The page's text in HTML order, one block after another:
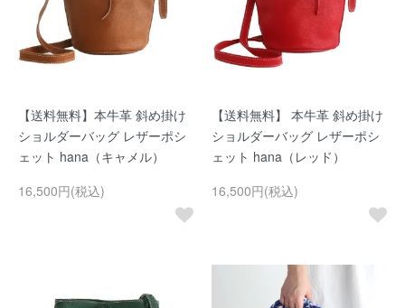
【送料無料】本牛革 斜め掛け
ショルダーバッグ レザーポシ
ェット hana（キャメル）
16,500円(税込)
【送料無料】 本牛革 斜め掛け
ショルダーバッグ レザーポシ
ェット hana（レッド）
16,500円(税込)